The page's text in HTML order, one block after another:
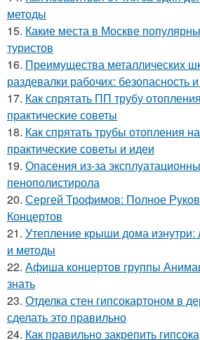
методы
15. Какие места в Москве
туристов
16. Преимущества металлических
раздевалки рабочих: безопасность
17. Как спрятать ПП трубу
практические советы
18. Как спрятать трубы отопления
практические советы и идеи
19. Опасения из-за
пенополистирола
20. Сергей Трофимов: Полное
Концертов
21. Утепление крыши дома
и методы
22. Афиша концертов группы
знать
23. Отделка стен гипсокартоном в
сделать это правильно
24. Как правильно закрепить